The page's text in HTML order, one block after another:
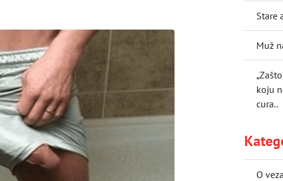
Stare
Muž
koju
cura..
O